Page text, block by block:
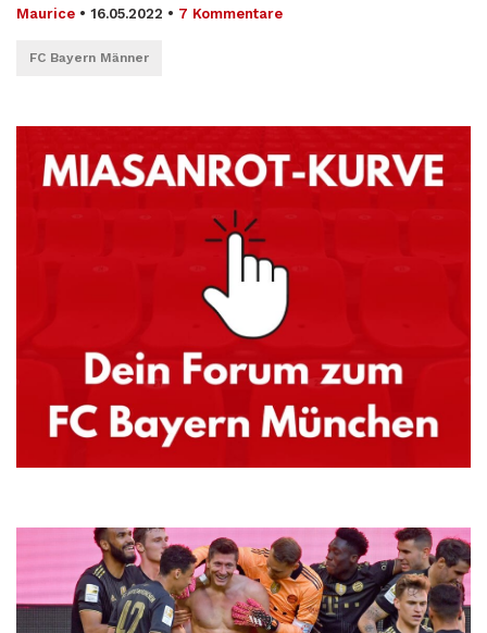
Maurice • 16.05.2022 • 7 Kommentare
FC Bayern Männer